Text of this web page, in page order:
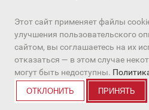
+7 (391) 206-97-03, +7
Наш канал вMAX
© Все права
Разработка сайта
Этот сайт применяет файлы
улучшения пользовательского
сайтом, вы соглашаетесь на их
отказаться — в этом случае
могут быть недоступны.
ОТКЛОНИТЬ ПРИНЯТЬ